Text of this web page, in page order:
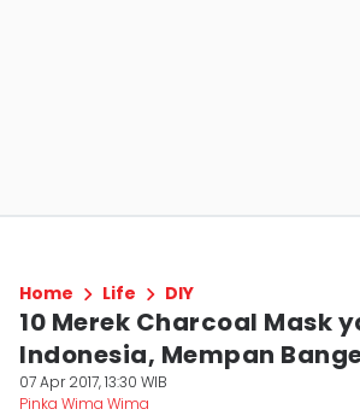
Home Life DIY
10 Merek Charcoal Mask
Indonesia, Mempan
07 Apr 2017, 13:30 WIB
Pinka Wima Wima